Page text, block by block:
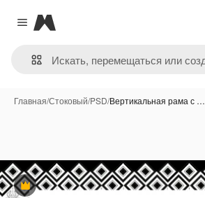
Close menu
Magnific
Главная/Стоковый/PSD/Вертикальная рама с …
Премиум